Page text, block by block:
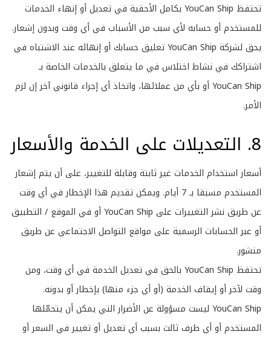
تحتفظ YouCan Ship بكامل الأحقية في تعديل أو إنهاء الخدمات
للمستخدم أو حسابه لأي سبب من الأسباب في أي وقت وبدون إشعار.
يحق لشركة YouCan Ship تعليق حسابك أو إنهائه عند الاشتباه في
اشتراكك في نشاط اختلاس في ما يتعلق بالخدمات الخاصة بـ
YouCan Ship أو بأي من عملائها، واتخاذ أي إجراء قانوني آخر إن لزم
الأمر.
8. التعديلات على الخدمة والأسعار
أسعار استخدام الخدمات غير ثابتة وقابلة للتغيير، على أن يتم إشعار
المستخدم مسبقا بـ 7 أيام. ويمكن تقديم هذا الإخطار في أي وقت
عن طريق نشر التغييرات على YouCan Ship أو في الموقع / التطبيق
أو عبر الحسابات الرسمية على مواقع التواصل الاجتماعي عن طريق
منشور.
تحتفظ YouCan Ship بالحق في تعديل الخدمة في أي وقت، ومن
وقت لآخر أو إيقاف الخدمة (أو أي جزء منها) بإخطار أو بدونه.
YouCan Ship ليست مسؤولة عن الأضرار التي يمكن أن يتحمّلها
المستخدم أو أي طرف ثالث بسبب أي تعديل أو تغيير في السعر أو